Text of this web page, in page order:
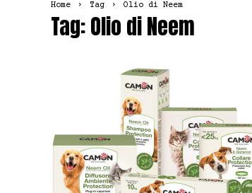
Home Tag Olio di Neem
Tag: Olio di Neem